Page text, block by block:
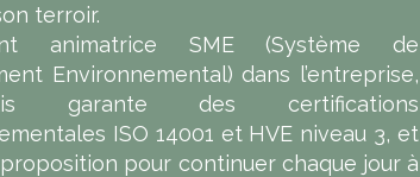
terroir.
animatrice SME (Système de
Environnemental) dans l’entreprise,
garante des certifications
ISO 14001 et HVE niveau 3, et
pour continuer chaque jour à